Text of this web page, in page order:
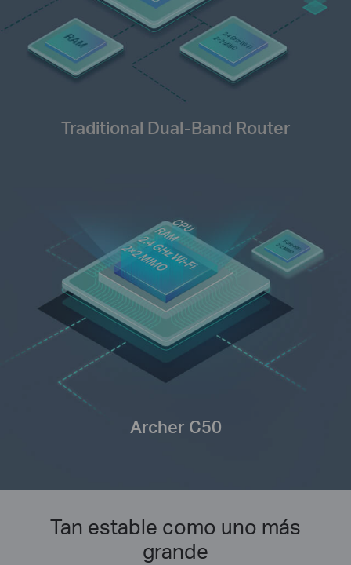
Traditional Dual-Band Router
Archer C50
Tan estable como uno más
grande